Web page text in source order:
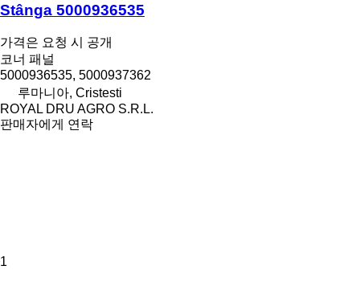
Stânga 5000936535
가격은 요청 시 공개
코너 패널
5000936535, 5000937362
루마니아, Cristesti
ROYAL DRU AGRO S.R.L.
판매자에게 연락
1